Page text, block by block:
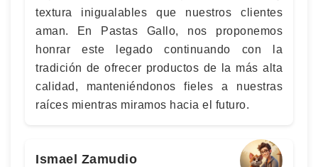
textura inigualables que nuestros clientes
aman. En Pastas Gallo, nos proponemos
honrar este legado continuando con la
tradición de ofrecer productos de la más alta
calidad, manteniéndonos fieles a nuestras
raíces mientras miramos hacia el futuro.
Ismael Zamudio